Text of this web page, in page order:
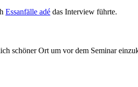
Essanfälle adé das Interview führte.
schöner Ort um vor dem Seminar